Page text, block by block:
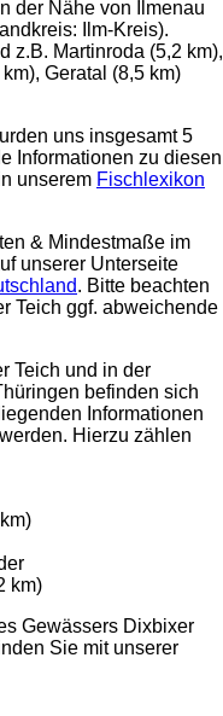
der Nähe von Ilmenau
Ilm-Kreis).
z.B. Martinroda (5,2 km),
Geratal (8,5 km)
uns insgesamt 5
Informationen zu diesen
unserem Fischlexikon
& Mindestmaße im
unserer Unterseite
. Bitte beachten
Teich ggf. abweichende
Teich und in der
befinden sich
Informationen
Hierzu zählen
km)
Gewässers Dixbixer
Sie mit unserer